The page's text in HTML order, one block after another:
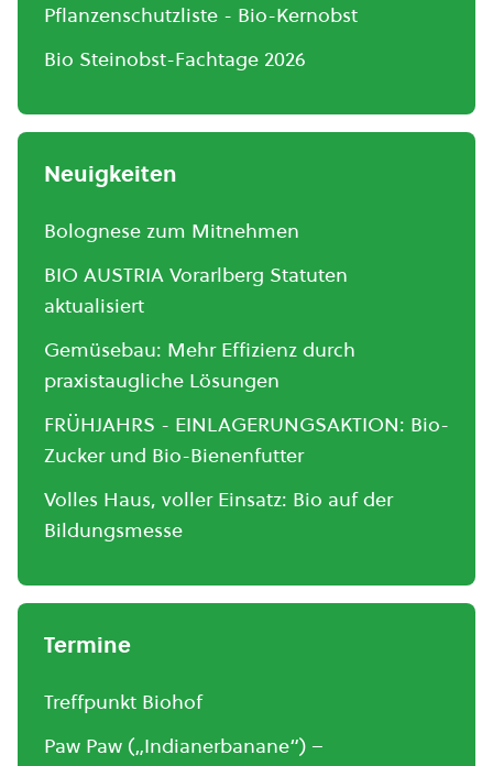
Pflanzenschutzliste - Bio-Kernobst
Bio Steinobst-Fachtage 2026
Neuigkeiten
Bolognese zum Mitnehmen
BIO AUSTRIA Vorarlberg Statuten
aktualisiert
Gemüsebau: Mehr Effizienz durch
praxistaugliche Lösungen
FRÜHJAHRS - EINLAGERUNGSAKTION: Bio-
Zucker und Bio-Bienenfutter
Volles Haus, voller Einsatz: Bio auf der
Bildungsmesse
Termine
Treffpunkt Biohof
Paw Paw („Indianerbanane“) –